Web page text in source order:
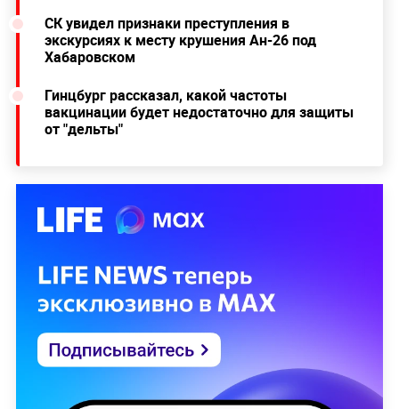
СК увидел признаки преступления в
экскурсиях к месту крушения Ан-26 под
Хабаровском
Гинцбург рассказал, какой частоты
вакцинации будет недостаточно для защиты
от "дельты"